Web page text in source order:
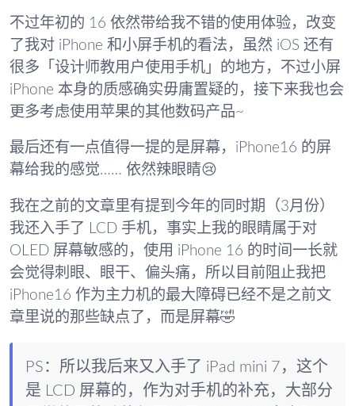
不过年初的 16 依然带给我不错的使用体验，改变
了我对 iPhone 和小屏手机的看法，虽然 iOS 还有
很多「设计师教用户使用手机」的地方，不过小屏
iPhone 本身的质感确实毋庸置疑的，接下来我也会
更多考虑使用苹果的其他数码产品~
最后还有一点值得一提的是屏幕，iPhone16 的屏
幕给我的感觉…… 依然辣眼睛😢
我在之前的文章里有提到今年的同时期（3月份）
我还入手了 LCD 手机，事实上我的眼睛属于对
OLED 屏幕敏感的，使用 iPhone 16 的时间一长就
会觉得刺眼、眼干、偏头痛，所以目前阻止我把
iPhone16 作为主力机的最大障碍已经不是之前文
章里说的那些缺点了，而是屏幕🤣
PS：所以我后来又入手了 iPad mini 7，这个
是 LCD 屏幕的，作为对手机的补充，大部分